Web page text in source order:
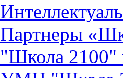
Партнеры
"Школа 2100"